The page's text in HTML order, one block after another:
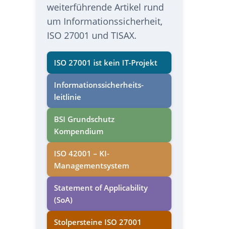
weiterführende Artikel rund
um Informationssicherheit,
ISO 27001 und TISAX.
ISO 27001 ist kein IT-Projekt
Informations­sicherheits­
leitlinie
BSI Grundschutz
Kompendium
ISO 42001 – KI-
Managementsystem
Statement of Applicability
(SoA)
Stolpersteine ISO 27001